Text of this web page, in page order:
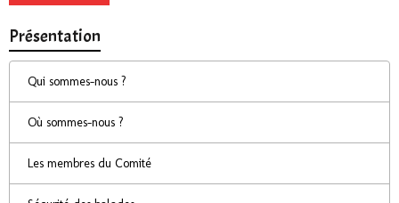
Présentation
Qui sommes-nous ?
Où sommes-nous ?
Les membres du Comité